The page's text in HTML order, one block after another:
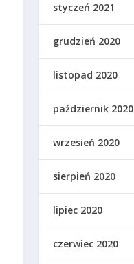
styczeń 2021
grudzień 2020
listopad 2020
październik 2020
wrzesień 2020
sierpień 2020
lipiec 2020
czerwiec 2020